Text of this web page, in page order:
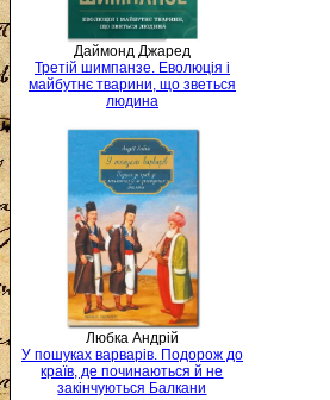
Даймонд Джаред
Третій шимпанзе. Еволюція і
майбутнє тварини, що зветься
людина
Любка Андрій
У пошуках варварів. Подорож до
країв, де починаються й не
закінчуються Балкани